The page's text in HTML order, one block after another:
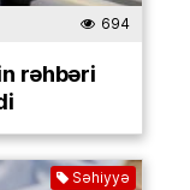
694
rəhbəri
Səhiyyə